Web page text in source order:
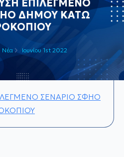
ΕΠΙΛΕΓΜΕΝΟ
ΔΗΜΟΥ ΚΑΤΩ
Νέα Ιουνίου 1st 2022
ΣΕΝΑΡΙΟ ΣΦΗΟ